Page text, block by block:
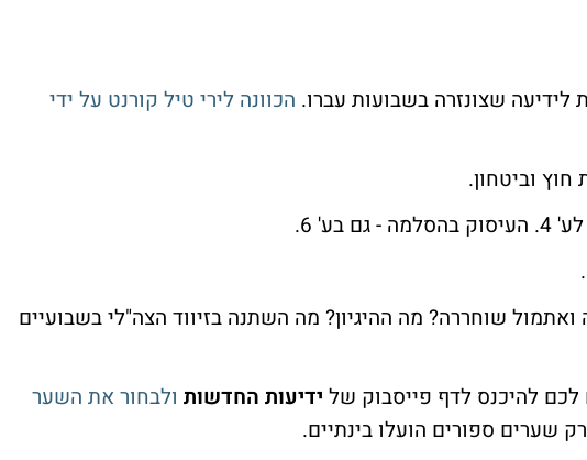
לידיעה שצונזרה בשבועות עברו. הכוונה לירי טיל קורנט על ידי
וביטחון.
בע' 6.
ואתמול שוחררה? מה ההיגיון? מה השתנה בזיווד הצה"לי בשבועיים
לכם להיכנס לדף פייסבוק של ידיעות החדשות ולבחור את השער
שערים ספורים הועלו בינתיים.